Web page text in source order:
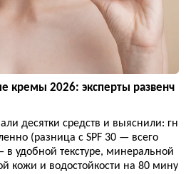
кремы 2026: эксперты развенч
десятки средств и выяснили: гн
(разница с SPF 30 — всего
в удобной текстуре, минеральной
кожи и водостойкости на 80 мину